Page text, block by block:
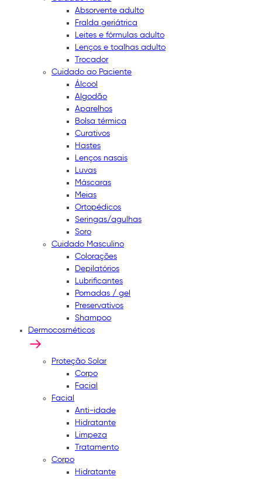
Absorvente adulto
Fralda geriátrica
Leites e fórmulas adulto
Lenços e toalhas adulto
Trocador
Cuidado ao Paciente
Álcool
Algodão
Aparelhos
Bolsa térmica
Curativos
Hastes
Lenços nasais
Luvas
Máscaras
Meias
Ortopédicos
Seringas/agulhas
Soro
Cuidado Masculino
Colorações
Depilatórios
Lubrificantes
Pomadas / gel
Preservativos
Shampoo
Dermocosméticos
Proteção Solar
Corpo
Facial
Facial
Anti-idade
Hidratante
Limpeza
Tratamento
Corpo
Hidratante